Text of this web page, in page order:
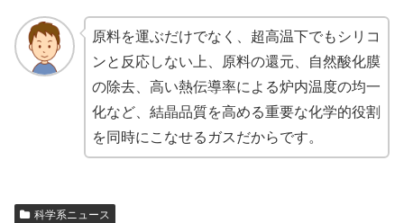
原料を運ぶだけでなく、超高温下でもシリコ
ンと反応しない上、原料の還元、自然酸化膜
の除去、高い熱伝導率による炉内温度の均一
化など、結晶品質を高める重要な化学的役割
を同時にこなせるガスだからです。
科学系ニュース